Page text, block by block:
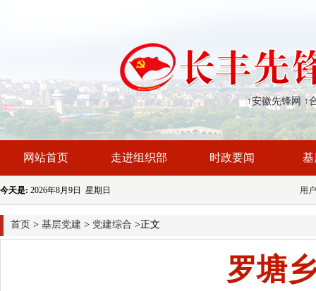
↑安徽先锋网 ↑
网站首页 走进组织部 时政要闻 基
今天是: 2026年8月9日 星期日 用
首页 > 基层党建 > 党建综合 >正文
罗塘